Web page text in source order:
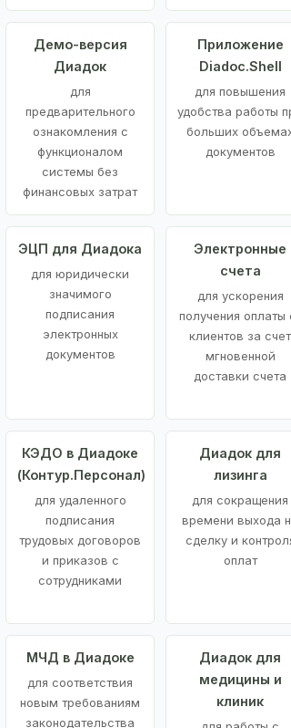
Демо-версия
Диадок
для
предварительного
ознакомления с
функционалом
системы без
финансовых затрат
Приложение
Diadoc.Shell
для повышения
удобства работы
больших
документов
ЭЦП для Диадока
для юридически
значимого
подписания
электронных
документов
Электронные
счета
для ускорения
получения оплаты
клиентов за счет
мгновенной
доставки счета
КЭДО в Диадоке
(Контур.Персонал)
для удаленного
подписания
трудовых договоров
и приказов с
сотрудниками
Диадок для
лизинга
для сокращения
времени выхода
сделку и
оплат
МЧД в Диадоке
для соответствия
новым требованиям
законодательства
Диадок для
медицины и
клиник